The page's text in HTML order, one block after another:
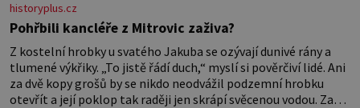
historyplus.cz
Pohřbili kancléře z Mitrovic zaživa?
Z kostelní hrobky u svatého Jakuba se ozývají dunivé rány a
tlumené výkřiky. „To jistě řádí duch,“ myslí si pověrčiví lidé. Ani
za dvě kopy grošů by se nikdo neodvážil podzemní hrobku
otevřít a její poklop tak raději jen skrápí svěcenou vodou. Za